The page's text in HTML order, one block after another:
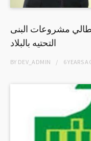
مشروعات البنى
التحتيه بالبلاد
BY DEV_ADMIN 6 YEARS